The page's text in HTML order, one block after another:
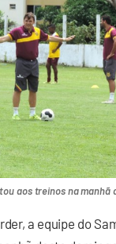
aos treinos na manhã
a equipe do